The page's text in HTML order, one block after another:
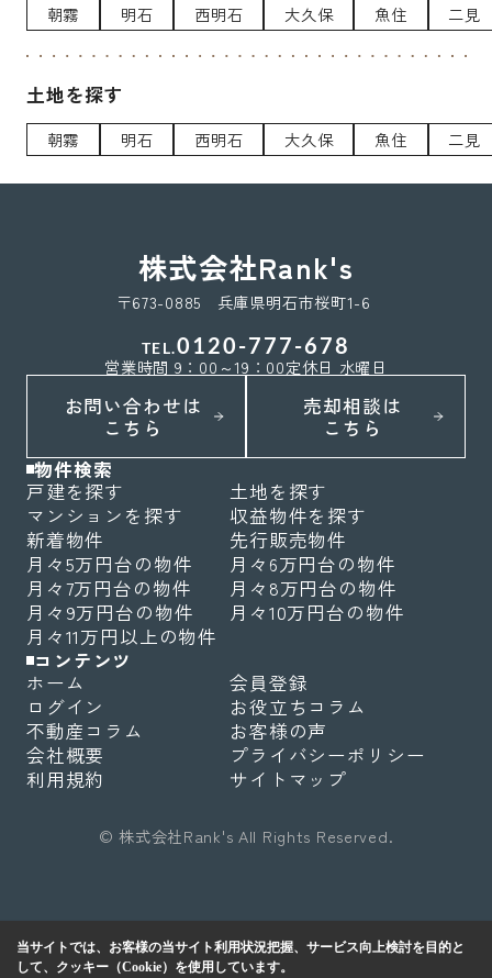
朝霧 明石 西明石 大久保 魚住 二見
土地を探す
朝霧 明石 西明石 大久保 魚住 二見
株式会社Rank's
〒673-0885 兵庫県明石市桜町1-6
TEL.0120-777-678
営業時間 9：00～19：00定休日 水曜日
お問い合わせは
こちら
売却相談は
こちら
物件検索
戸建を探す
土地を探す
マンションを探す
収益物件を探す
新着物件
先行販売物件
月々5万円台の物件
月々6万円台の物件
月々7万円台の物件
月々8万円台の物件
月々9万円台の物件
月々10万円台の物件
月々11万円以上の物件
コンテンツ
ホーム
会員登録
ログイン
お役立ちコラム
不動産コラム
お客様の声
会社概要
プライバシーポリシー
利用規約
サイトマップ
© 株式会社Rank's All Rights Reserved.
当サイトでは、お客様の当サイト利用状況把握、サービス向上検討を目的と
して、クッキー（Cookie）を使用しています。